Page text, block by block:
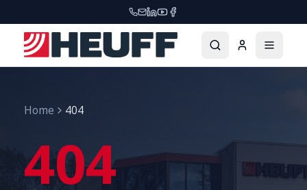
Home 404
404